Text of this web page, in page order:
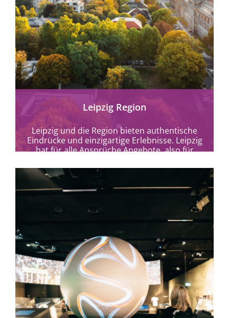
mehr erfahren
Leipzig Region
Leipzig und die Region bieten authentische
Eindrücke und einzigartige Erlebnisse. Leipzig
hat für alle Ansprüche Angebote, also für
schränkte Menschen sowie...